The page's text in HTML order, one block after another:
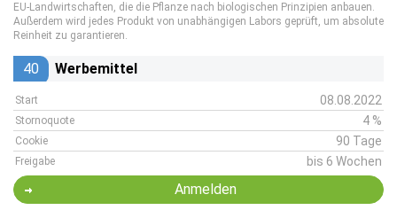
EU-Landwirtschaften, die die Pflanze nach biologischen Prinzipien anbauen.
Außerdem wird jedes Produkt von unabhängigen Labors geprüft, um absolute
Reinheit zu garantieren.
40 Werbemittel
Start 08.08.2022
Stornoquote 4 %
Cookie 90 Tage
Freigabe bis 6 Wochen
Anmelden